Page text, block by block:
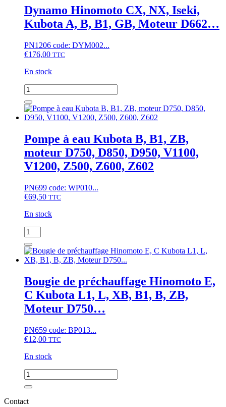
Kubota
B40,
B1400,
B1402,
B1500,
B1502,
B1550,
B6200E,
B1-
14,
B1-
15,
Moteur
D850
Dynamo Hinomoto CX, NX, Iseki,
Kubota A, B, B1, GB, Moteur D662…
PN1206 code: DYM002...
€176,00 TTC
En stock
quantité
de
Dynamo
Hinomoto
NX,
Iseki,
Kubota
A,
B,
GB,
Moteur
Pompe à eau Kubota B, B1, ZB,
moteur D750, D850, D950, V1100,
V1200, Z500, Z600, Z602
PN699 code: WP010...
€69,50 TTC
En stock
quantité
de
Pompe
à
Kubota
B,
B1,
ZB,
moteur
D850,
D950,
V1200,
Z600,
Z602
Bougie de préchauffage Hinomoto E,
C Kubota L1, L, XB, B1, B, ZB,
Moteur D750…
PN659 code: BP013...
€12,00 TTC
En stock
quantité
de
Bougie
de
Contact